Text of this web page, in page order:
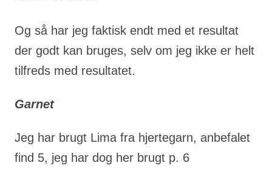
Og så har jeg faktisk endt med et resultat
der godt kan bruges, selv om jeg ikke er helt
tilfreds med resultatet.
Garnet
Jeg har brugt Lima fra hjertegarn, anbefalet
find 5, jeg har dog her brugt p. 6